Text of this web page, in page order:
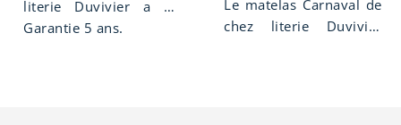
literie Duvivier a un
confort tonique et
Garantie 5 ans.
Le matelas Carnaval de
chez literie Duvivier